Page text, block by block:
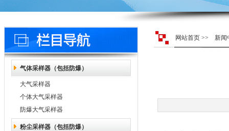
气体采样器（包括防爆）
大气采样器
个体大气采样器
防爆大气采样器
粉尘采样器（包括防爆）
网站首页 >> 新闻